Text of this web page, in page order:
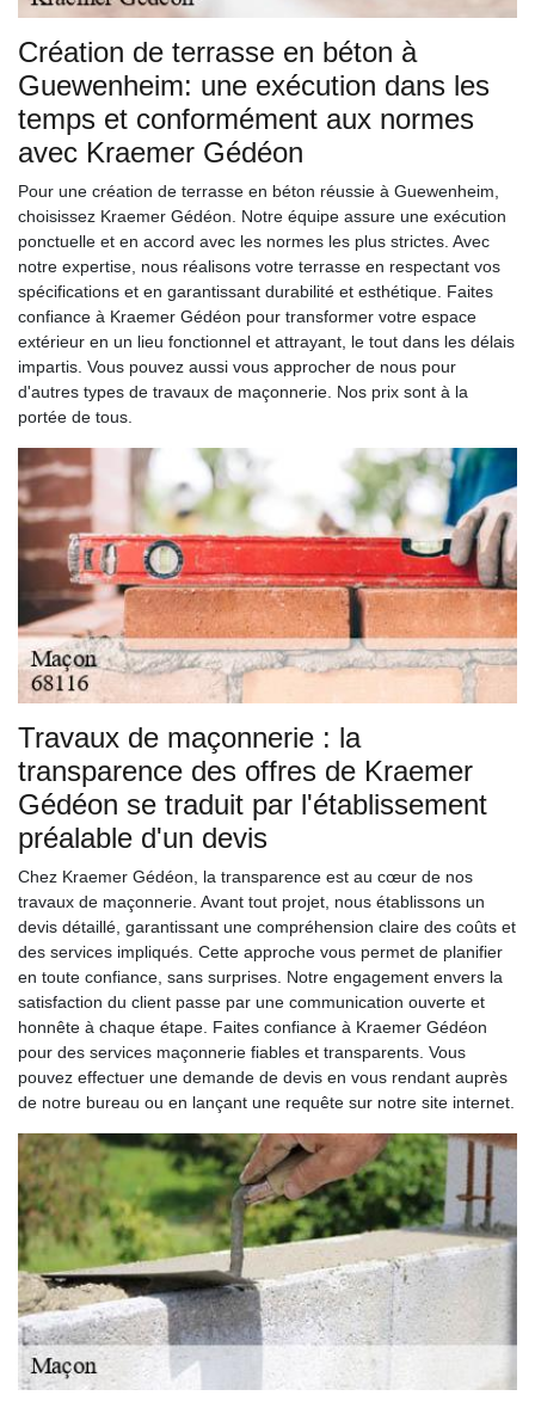
Création de terrasse en béton à
Guewenheim: une exécution dans les
temps et conformément aux normes
avec Kraemer Gédéon
Pour une création de terrasse en béton réussie à Guewenheim,
choisissez Kraemer Gédéon. Notre équipe assure une exécution
ponctuelle et en accord avec les normes les plus strictes. Avec
notre expertise, nous réalisons votre terrasse en respectant vos
spécifications et en garantissant durabilité et esthétique. Faites
confiance à Kraemer Gédéon pour transformer votre espace
extérieur en un lieu fonctionnel et attrayant, le tout dans les délais
impartis. Vous pouvez aussi vous approcher de nous pour
d'autres types de travaux de maçonnerie. Nos prix sont à la
portée de tous.
Travaux de maçonnerie : la
transparence des offres de Kraemer
Gédéon se traduit par l'établissement
préalable d'un devis
Chez Kraemer Gédéon, la transparence est au cœur de nos
travaux de maçonnerie. Avant tout projet, nous établissons un
devis détaillé, garantissant une compréhension claire des coûts et
des services impliqués. Cette approche vous permet de planifier
en toute confiance, sans surprises. Notre engagement envers la
satisfaction du client passe par une communication ouverte et
honnête à chaque étape. Faites confiance à Kraemer Gédéon
pour des services maçonnerie fiables et transparents. Vous
pouvez effectuer une demande de devis en vous rendant auprès
de notre bureau ou en lançant une requête sur notre site internet.